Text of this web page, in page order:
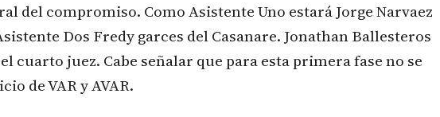
del compromiso. Como Asistente Uno estará Jorge Narvaez
Dos Fredy garces del Casanare. Jonathan Ballesteros
cuarto juez. Cabe señalar que para esta primera fase no se
de VAR y AVAR.